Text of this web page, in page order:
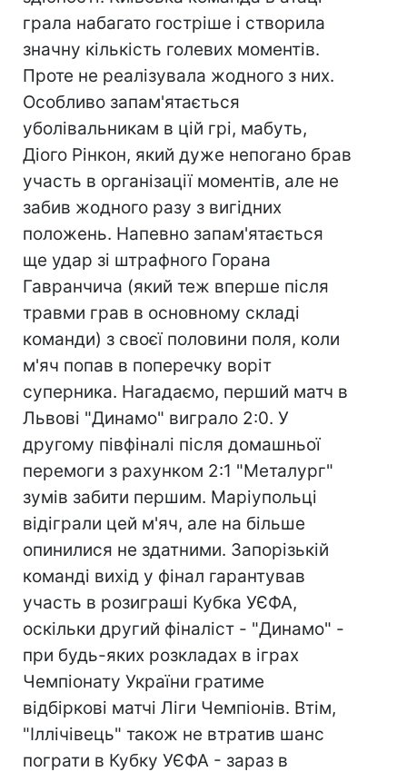
грала набагато гостріше і створила
значну кількість голевих моментів.
Проте не реалізувала жодного з них.
Особливо запам'ятається
уболівальникам в цій грі, мабуть,
Діого Рінкон, який дуже непогано брав
участь в організації моментів, але не
забив жодного разу з вигідних
положень. Напевно запам'ятається
ще удар зі штрафного Горана
Гавранчича (який теж вперше після
травми грав в основному складі
команди) з своєї половини поля, коли
м'яч попав в поперечку воріт
суперника. Нагадаємо, перший матч в
Львові "Динамо" виграло 2:0. У
другому півфіналі після домашньої
перемоги з рахунком 2:1 "Металург"
зумів забити першим. Маріупольці
відіграли цей м'яч, але на більше
опинилися не здатними. Запорізькій
команді вихід у фінал гарантував
участь в розиграші Кубка УЄФА,
оскільки другий фіналіст - "Динамо" -
при будь-яких розкладах в іграх
Чемпіонату України гратиме
відбіркові матчі Ліги Чемпіонів. Втім,
"Іллічівець" також не втратив шанс
пограти в Кубку УЄФА - зараз в